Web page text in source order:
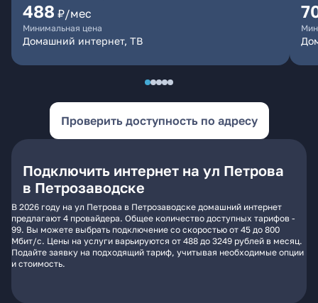
488 ₽/мес
Минимальная цена
Домашний интернет, ТВ
Проверить доступность по адресу
Подключить интернет на ул Петрова
в Петрозаводске
В 2026 году на ул Петрова в Петрозаводске домашний интернет
предлагают 4 провайдера. Общее количество доступных тарифов -
99. Вы можете выбрать подключение со скоростью от 45 до 800
Мбит/с. Цены на услуги варьируются от 488 до 3249 рублей в месяц.
Подайте заявку на подходящий тариф, учитывая необходимые опции
и стоимость.